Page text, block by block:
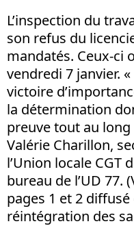
L’inspection du
son refus du
mandatés. Ceux-ci
vendredi 7 janvier.
victoire
la détermination
preuve tout au
Valérie Charillon,
l’Union locale CGT
bureau de l’UD 77.
pages 1 et 2
réintégration des